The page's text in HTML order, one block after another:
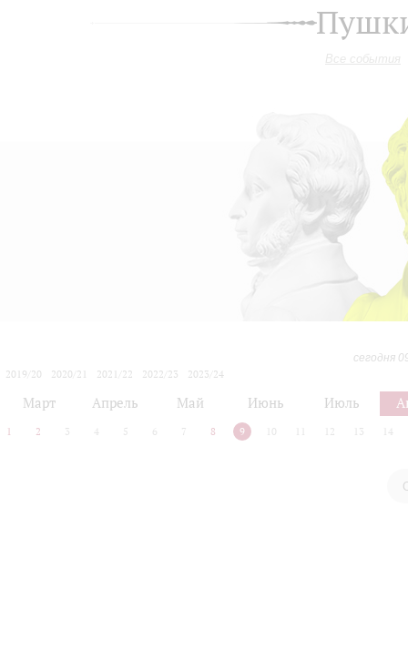
Все события
сегодня
2019/20
2020/21 2021/22 2022/23
2023/24
Март Апрель Май Июнь Июль
1 2 3 4 5 6 7 8 9 10 12 13 14